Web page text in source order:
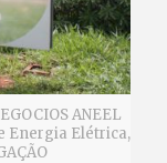
ANEEL
Energia Elétrica,